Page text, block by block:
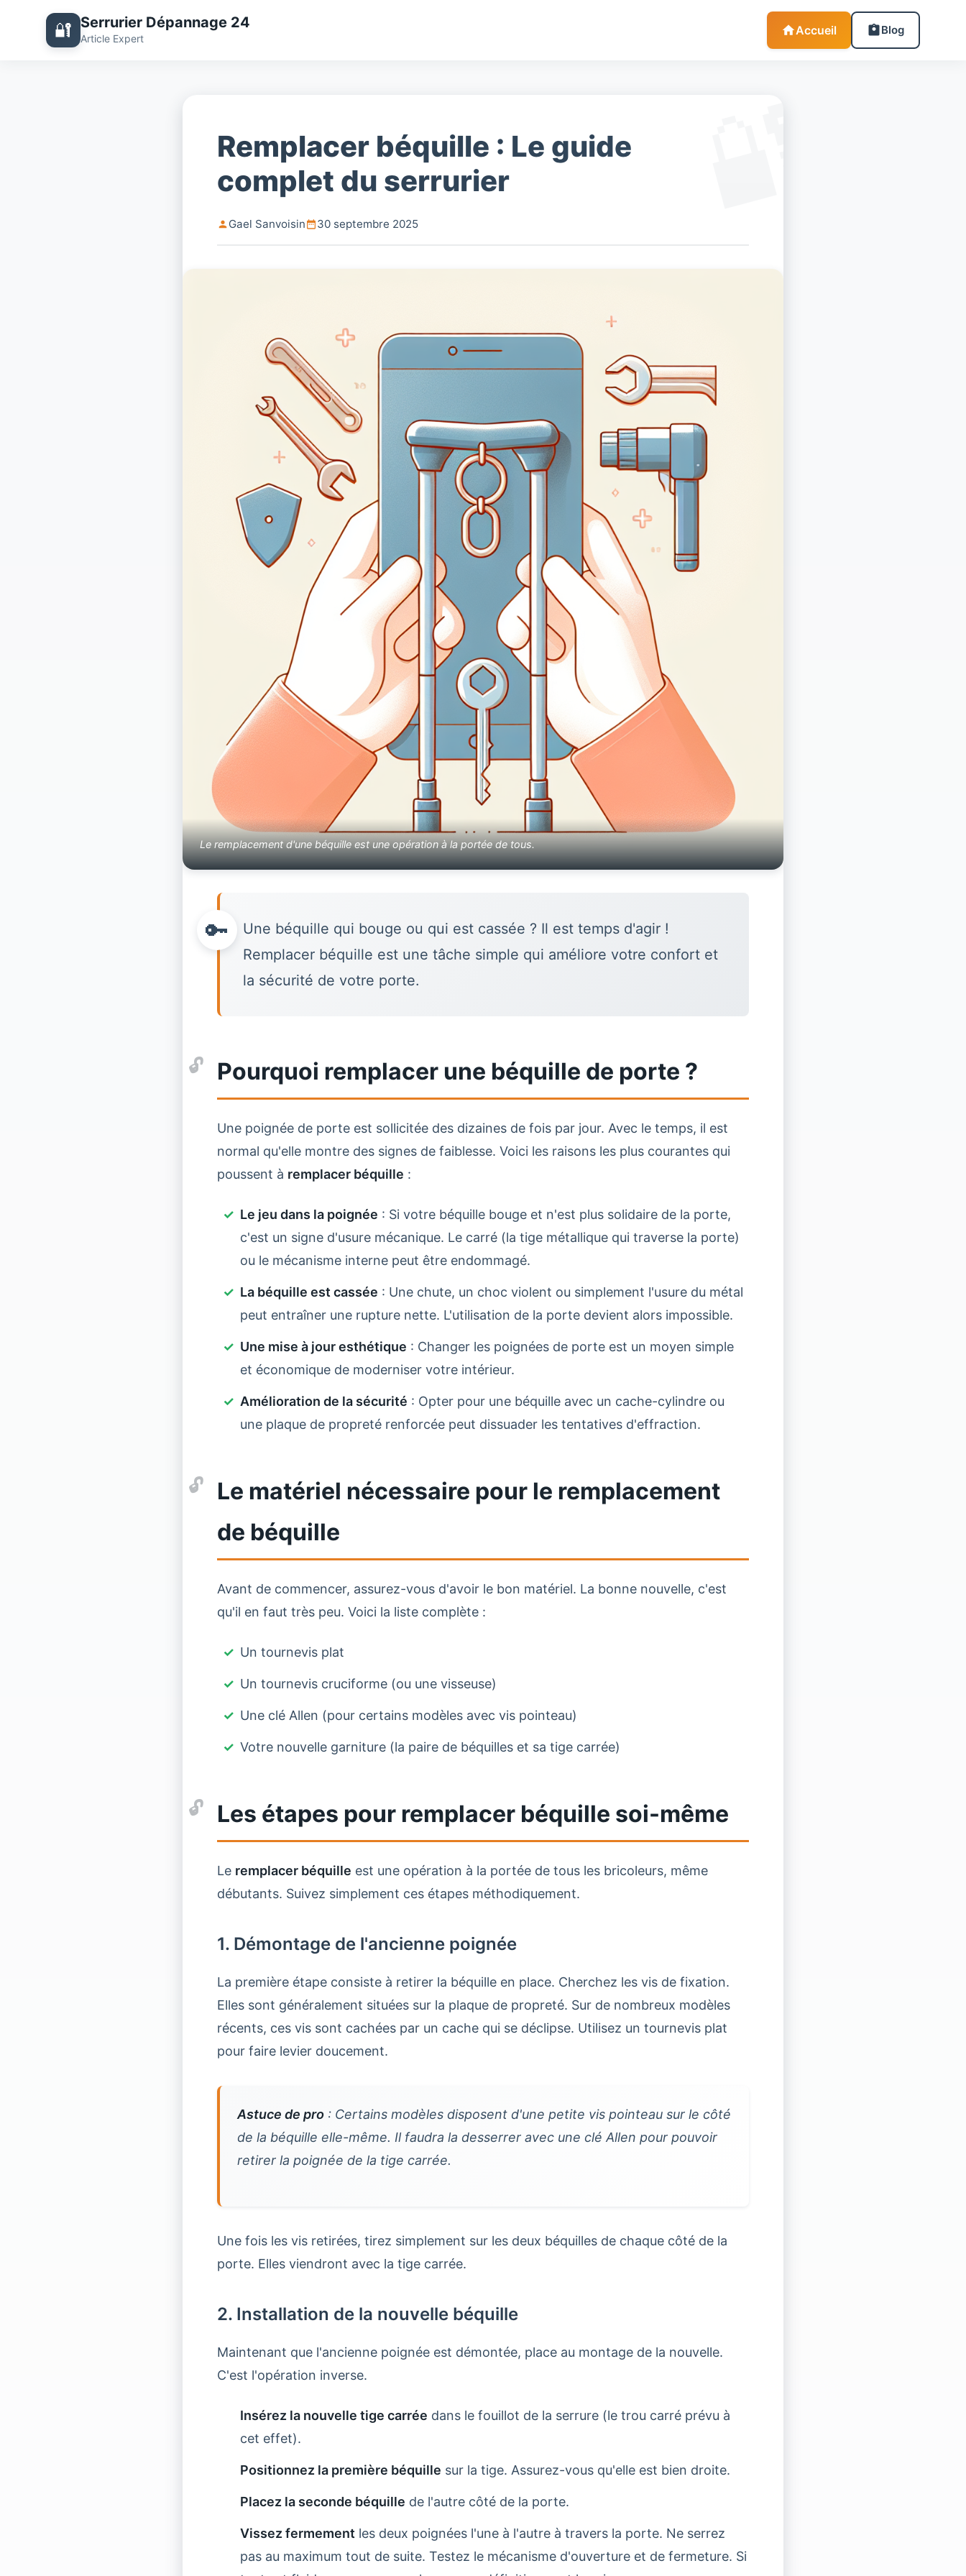
🔐 Serrurier Dépannage 24
Article Expert
Accueil Blog
Remplacer béquille : Le guide
complet du serrurier
Gael Sanvoisin 30 septembre 2025
Le remplacement d'une béquille est une opération à la portée de tous.
Une béquille qui bouge ou qui est cassée ? Il est temps d'agir !
Remplacer béquille est une tâche simple qui améliore votre confort et
la sécurité de votre porte.
Pourquoi remplacer une béquille de porte ?
Une poignée de porte est sollicitée des dizaines de fois par jour. Avec le temps, il est
normal qu'elle montre des signes de faiblesse. Voici les raisons les plus courantes qui
poussent à remplacer béquille :
Le jeu dans la poignée : Si votre béquille bouge et n'est plus solidaire de la porte,
c'est un signe d'usure mécanique. Le carré (la tige métallique qui traverse la porte)
ou le mécanisme interne peut être endommagé.
La béquille est cassée : Une chute, un choc violent ou simplement l'usure du métal
peut entraîner une rupture nette. L'utilisation de la porte devient alors impossible.
Une mise à jour esthétique : Changer les poignées de porte est un moyen simple
et économique de moderniser votre intérieur.
Amélioration de la sécurité : Opter pour une béquille avec un cache-cylindre ou
une plaque de propreté renforcée peut dissuader les tentatives d'effraction.
Le matériel nécessaire pour le remplacement
de béquille
Avant de commencer, assurez-vous d'avoir le bon matériel. La bonne nouvelle, c'est
qu'il en faut très peu. Voici la liste complète :
Un tournevis plat
Un tournevis cruciforme (ou une visseuse)
Une clé Allen (pour certains modèles avec vis pointeau)
Votre nouvelle garniture (la paire de béquilles et sa tige carrée)
Les étapes pour remplacer béquille soi-même
Le remplacer béquille est une opération à la portée de tous les bricoleurs, même
débutants. Suivez simplement ces étapes méthodiquement.
1. Démontage de l'ancienne poignée
La première étape consiste à retirer la béquille en place. Cherchez les vis de fixation.
Elles sont généralement situées sur la plaque de propreté. Sur de nombreux modèles
récents, ces vis sont cachées par un cache qui se déclipse. Utilisez un tournevis plat
pour faire levier doucement.
Astuce de pro : Certains modèles disposent d'une petite vis pointeau sur le côté
de la béquille elle-même. Il faudra la desserrer avec une clé Allen pour pouvoir
retirer la poignée de la tige carrée.
Une fois les vis retirées, tirez simplement sur les deux béquilles de chaque côté de la
porte. Elles viendront avec la tige carrée.
2. Installation de la nouvelle béquille
Maintenant que l'ancienne poignée est démontée, place au montage de la nouvelle.
C'est l'opération inverse.
Insérez la nouvelle tige carrée dans le fouillot de la serrure (le trou carré prévu à
cet effet).
Positionnez la première béquille sur la tige. Assurez-vous qu'elle est bien droite.
Placez la seconde béquille de l'autre côté de la porte.
Vissez fermement les deux poignées l'une à l'autre à travers la porte. Ne serrez
pas au maximum tout de suite. Testez le mécanisme d'ouverture et de fermeture. Si